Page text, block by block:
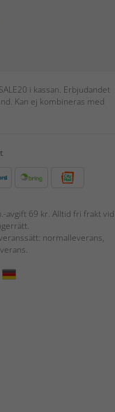
i kassan. Erbjudandet
Kan ej kombineras med
avgift 69 kr. Alltid fri frakt vid
normalleverans,